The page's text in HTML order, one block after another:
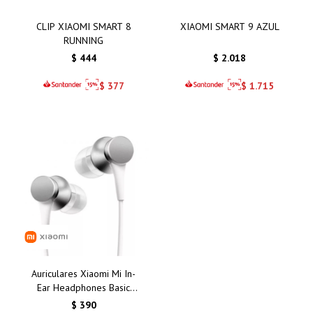
CLIP XIAOMI SMART 8
RUNNING
$ 444
$ 377
XIAOMI SMART 9 AZUL
$ 2.018
$ 1.715
Auriculares Xiaomi Mi In-
Ear Headphones Basic
Silver/Plata: Calidad de
$ 390